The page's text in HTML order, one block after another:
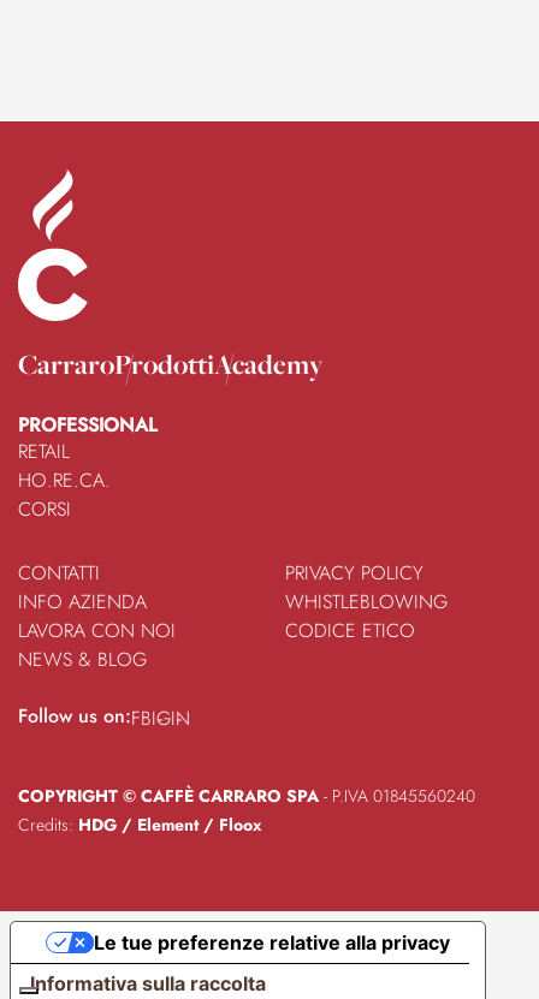
CarraroProdottiAcademy
PROFESSIONAL
RETAIL
HO.RE.CA.
CORSI
CONTATTI
INFO AZIENDA
LAVORA CON NOI
NEWS & BLOG
PRIVACY POLICY
WHISTLEBLOWING
CODICE ETICO
Follow us on:FBIGIN
COPYRIGHT © CAFFÈ CARRARO SPA - P.IVA 01845560240
Credits: HDG / Element/ Floox
Informativa sulla raccolta
Le tue preferenze relative alla privacy